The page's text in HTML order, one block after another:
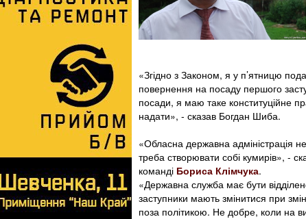
«Згідно з Законом, я у п’ятницю
повернення на посаду першого
посади, я маю таке конституційне
надати», - сказав Богдан Шиба.
«Обласна державна адміністрація
треба створювати собі кумирів», -
команді Бориса Клімчука.
«Державна служба має бути
заступники мають змінитися при
поза політикою. Не добре, коли на